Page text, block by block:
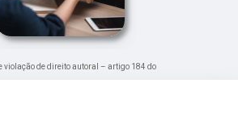
violação de direito autoral – artigo 184 do